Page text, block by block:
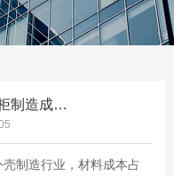
颠覆机柜制造成本！薄板激光开卷落料线提升材料利用率98%
壳制造行业，材料成本占